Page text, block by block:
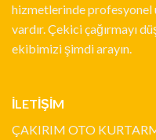
hizmetlerinde
vardır. Çekici çağırmayı
ekibimizi şimdi arayın.
İLETİŞİM
ÇAKIRIM OTO